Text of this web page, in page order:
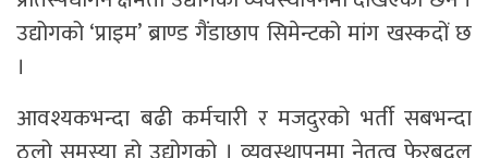
उद्योगको ‘प्राइम’ ब्राण्ड गैंडाछाप सिमेन्टको मांग खस्कदों छ
।
आवश्यकभन्दा बढी कर्मचारी र मजदुरको भर्ती सबभन्दा